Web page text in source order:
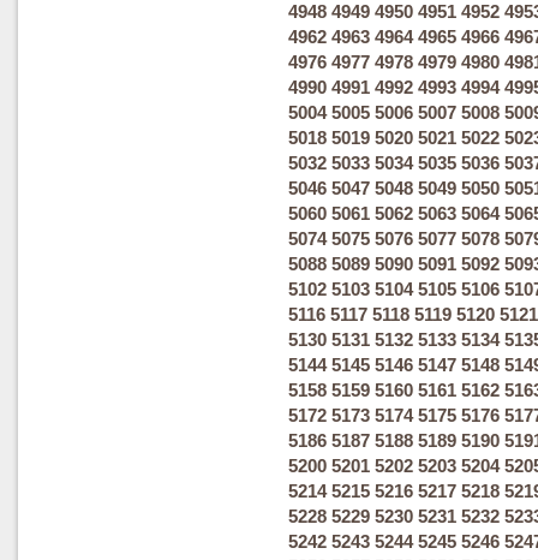
4948 4949 4950 4951 4952
4962 4963 4964 4965 4966
4976 4977 4978 4979 4980
4990 4991 4992 4993 4994
5004 5005 5006 5007 5008
5018 5019 5020 5021 5022
5032 5033 5034 5035 5036
5046 5047 5048 5049 5050
5060 5061 5062 5063 5064
5074 5075 5076 5077 5078
5088 5089 5090 5091 5092
5102 5103 5104 5105 5106
5116 5117 5118 5119 5120 5121
5130 5131 5132 5133 5134
5144 5145 5146 5147 5148
5158 5159 5160 5161 5162
5172 5173 5174 5175 5176
5186 5187 5188 5189 5190
5200 5201 5202 5203 5204
5214 5215 5216 5217 5218
5228 5229 5230 5231 5232
5242 5243 5244 5245 5246